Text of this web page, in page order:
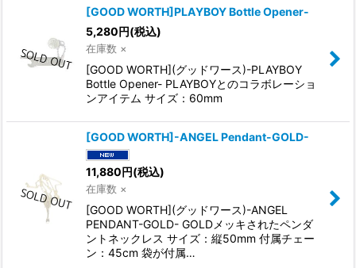
[GOOD WORTH]PLAYBOY Bottle Opener-
5,280円(税込)
在庫数 ×
[GOOD WORTH](グッドワース)-PLAYBOY
Bottle Opener- PLAYBOYとのコラボレーショ
ンアイテム サイズ：60mm
[GOOD WORTH]-ANGEL Pendant-GOLD-
11,880円(税込)
在庫数 ×
[GOOD WORTH](グッドワース)-ANGEL
PENDANT-GOLD- GOLDメッキされたペンダ
ントネックレス サイズ：縦50mm 付属チェー
ン：45cm 袋が付属…